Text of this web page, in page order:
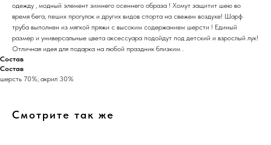
одежду , модный элемент зимнего осеннего образа ! Хомут защитит шею во
время бега, пеших прогулок и других видов спорта на свежем воздухе! Шарф
труба выполнен из мягкой пряжи с высоким содержанием шерсти ! Единый
размер и универсальные цвета аксессуара подойдут под детский и взрослый лук!
Отличная идея для подарка на любой праздник близким .
Состав
Состав
шерсть 70%; акрил 30%
Смотрите так же